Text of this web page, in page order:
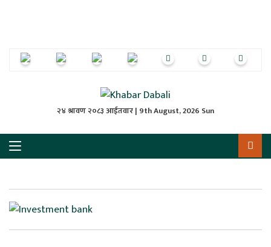
२४ श्रावण २०८३ आईतवार | 9th August, 2026 Sun